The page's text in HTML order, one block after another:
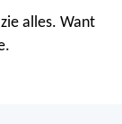
alles. Want